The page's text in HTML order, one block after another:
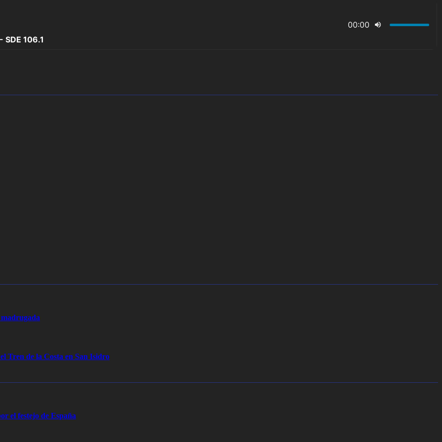
Tren de la Costa en San Isidro
el festejo de España